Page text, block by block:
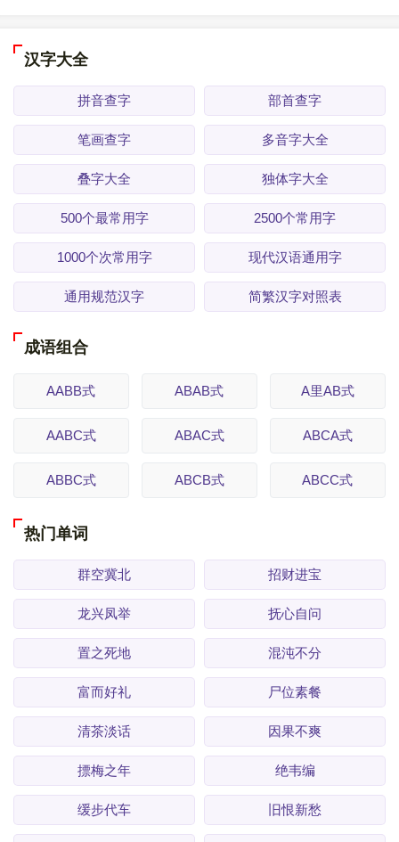
汉字大全
拼音查字 部首查字
笔画查字 多音字大全
叠字大全 独体字大全
500个最常用字 2500个常用字
1000个次常用字 现代汉语通用字
通用规范汉字 简繁汉字对照表
成语组合
AABB式 ABAB式 A里AB式
AABC式 ABAC式 ABCA式
ABBC式 ABCB式 ABCC式
热门单词
群空冀北 招财进宝
龙兴凤举 抚心自问
置之死地 混沌不分
富而好礼 尸位素餐
清茶淡话 因果不爽
摽梅之年 绝韦编
缓步代车 旧恨新愁